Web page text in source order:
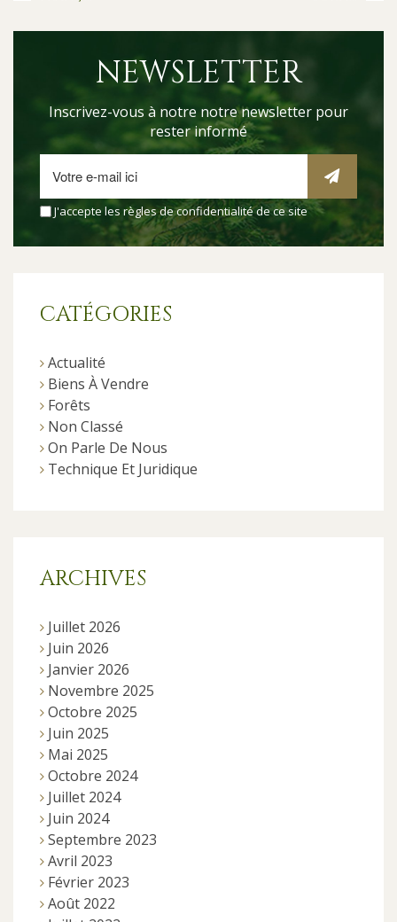
NEWSLETTER
Inscrivez-vous à notre notre newsletter pour
rester informé
J'accepte les règles de confidentialitéde ce site
CATÉGORIES
Actualité
Biens À Vendre
Forêts
Non Classé
On Parle De Nous
Technique Et Juridique
ARCHIVES
Juillet 2026
Juin 2026
Janvier 2026
Novembre 2025
Octobre 2025
Juin 2025
Mai 2025
Octobre 2024
Juillet 2024
Juin 2024
Septembre 2023
Avril 2023
Février 2023
Août 2022